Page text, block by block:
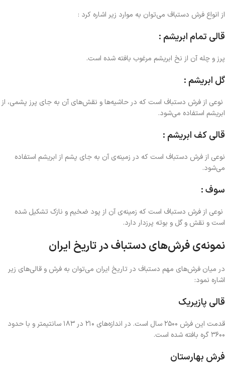
از انواع فرش دستباف می‌توان به موارد زیر اشاره کرد :
قالی تمام ابریشم :
پرز و چله آن از نخ ابریشم مرغوب بافته شده است.
گل ابریشم :
نوعی از فرش دستباف است که در حاشیه‌ها و نقش‌های آن به جای پرز پشمی، از
ابریشم استفاده می‌شود.
قالی کف ابریشم :
نوعی از فرش دستباف است که در زمینه‌ی آن به جای پشم از ابریشم استفاده
می‌شود.
سوف :
نوعی از فرش دستباف است که زمینه‌ی آن از پود ضخیم و نازک تشکیل شده
است و نقش و گل و بوته پرزدار دارد.
نمونه‌ی فرش‌های دستباف در تاریخ ایران
در میان فرش‌های مهم دستباف در تاریخ ایران می‌توان به فرش و قالی‌های زیر
اشاره نمود:
قالی پازیریک
قدمت این فرش ۲۵۰۰ سال است. در اندازه‌های ۲۱۰ در ۱۸۳ سانتیمتر و با حدود
۳۶۰۰ گره بافته شده است.
فرش بهارستان